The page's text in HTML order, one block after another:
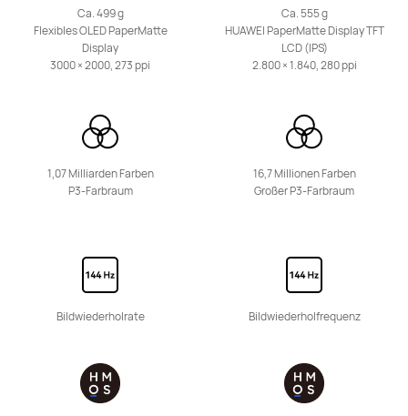
13,2 Zoll
HUAWEI MatePad Pro
oder Finanzierung möglich
Kaufen
12,2 Zoll
HUAWEI MatePad Pro
Mehr erfahren
Ca. 499 g
Flexibles OLED PaperMatte
Display
3000 × 2000, 273 ppi
1,07 Milliarden Farben
P3-Farbraum
Bildwiederholrate
Ca. 555 g
HUAWEI PaperMatte Display TFT
LCD (IPS)
2.800 × 1.840, 280 ppi
16,7 Millionen Farben
Großer P3-Farbraum
Bildwiederholfrequenz